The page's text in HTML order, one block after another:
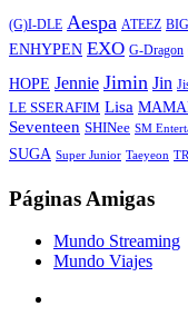
(G)I-DLE Aespa ATEEZ
ENHYPEN EXO G-Dragon
HOPE Jennie Jimin Jin
LE SSERAFIM Lisa
Seventeen SHINee SM
SUGA Super Junior Taeyeon
Páginas Amigas
Mundo Streaming
Mundo Viajes